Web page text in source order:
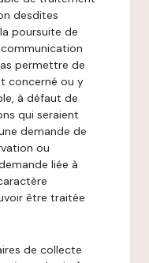
desdites
poursuite de
permettre de
concerné ou y
à défaut de
qui seraient
demande de
ou
liée à
être traitée
de collecte